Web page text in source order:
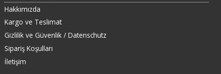
Hakkımızda
Kargo ve Teslimat
Gizlilik ve Güvenlik / Datenschutz
Sipariş Koşulları
İletişim